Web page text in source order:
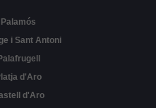
i Sant Antoni
d'Aro
d'Aro